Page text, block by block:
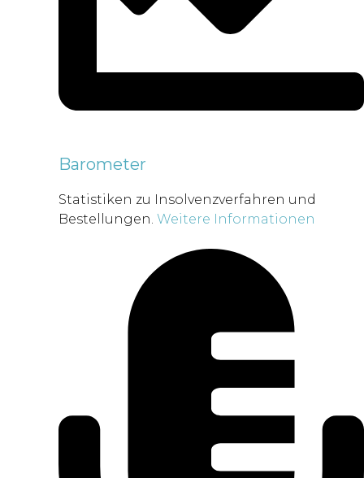
Barometer
Statistiken zu Insolvenzverfahren und
Bestellungen. Weitere Informationen